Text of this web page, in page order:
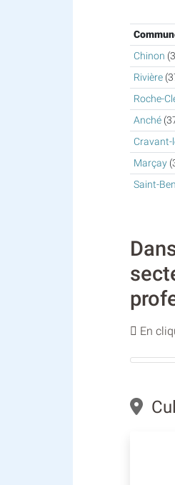
Chinon
Rivière
Roche-
Anché
Cravant-
Marçay
Saint-
En